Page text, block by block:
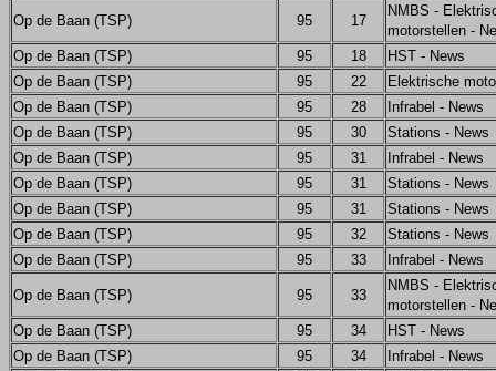
Op de Baan (TSP) 95 17
NMBS -
motorstellen -
Op de Baan (TSP)
95 18
HST - News
Op de Baan (TSP)
95 22
Elektrische
Op de Baan (TSP)
95 28
Infrabel - News
Op de Baan (TSP)
95 30
Stations - News
Op de Baan (TSP)
95 31
Infrabel - News
Op de Baan (TSP)
95 31
Stations - News
Op de Baan (TSP)
95 31
Stations - News
Op de Baan (TSP)
95 32
Stations - News
Op de Baan (TSP)
95 33 Infrabel - News
Op de Baan (TSP) 95 33
NMBS -
motorstellen -
Op de Baan (TSP)
95 34
HST - News
Op de Baan (TSP)
95 34
Infrabel - News